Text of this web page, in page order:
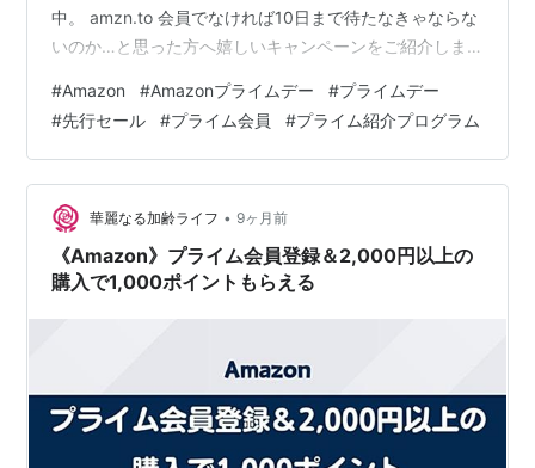
中。 amzn.to 会員でなければ10日まで待たなきゃならな
いのか…と思った方へ嬉しいキャンペーンをご紹介しま
ントもらえる 参加方法 Amazonプライムデー 先行セール
7/7(火)00:00～開催 プライム会員登録＆2,000円以上の
購入で1000ポイントもらえる 参加方法 1.リンクをクリッ
クしてプライム会員登録する www.amazon.co.jp 2.プ…
#Amazon #Amazonプライムデー #プライムデー
#先行セール #プライム会員 #プライム紹介プログラム
華麗なる加齢ライフ • 9ヶ月前
《Amazon》プライム会員登録＆2,000円以上の
購入で1,000ポイントもらえる